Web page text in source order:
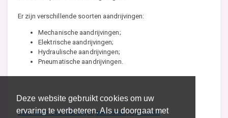
Deze website gebruikt cookies om uw
ervaring te verbeteren. Als u doorgaat met
Er zijn verschillende soorten aandrijvingen:
Mechanische aandrijvingen;
Elektrische aandrijvingen;
Hydraulische aandrijvingen;
Pneumatische aandrijvingen.
Lees meer over Aandrijvingen Aandrijfsystemen